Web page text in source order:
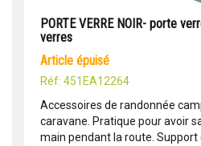
PORTE VERRE NOIR- porte
verres
article épuisé
Réf: 451EA12264
Accessoires de randonnée
caravane. Pratique pour avoir
main pendant la route. Support